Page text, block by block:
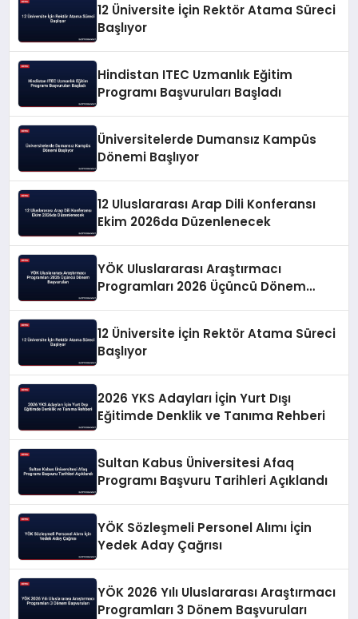
12 Üniversite İçin Rektör Atama Süreci
Başlıyor
Hindistan ITEC Uzmanlık Eğitim
Programı Başvuruları Başladı
Üniversitelerde Dumansız Kampüs
Dönemi Başlıyor
12 Uluslararası Arap Dili Konferansı
Ekim 2026da Düzenlenecek
YÖK Uluslararası Araştırmacı
Programları 2026 Üçüncü Dönem
12 Üniversite İçin Rektör Atama Süreci
Başlıyor
2026 YKS Adayları İçin Yurt Dışı
Eğitimde Denklik ve Tanıma Rehberi
Sultan Kabus Üniversitesi Afaq
Programı Başvuru Tarihleri Açıklandı
YÖK Sözleşmeli Personel Alımı İçin
Yedek Aday Çağrısı
YÖK 2026 Yılı Uluslararası Araştırmacı
Programları 3 Dönem Başvuruları